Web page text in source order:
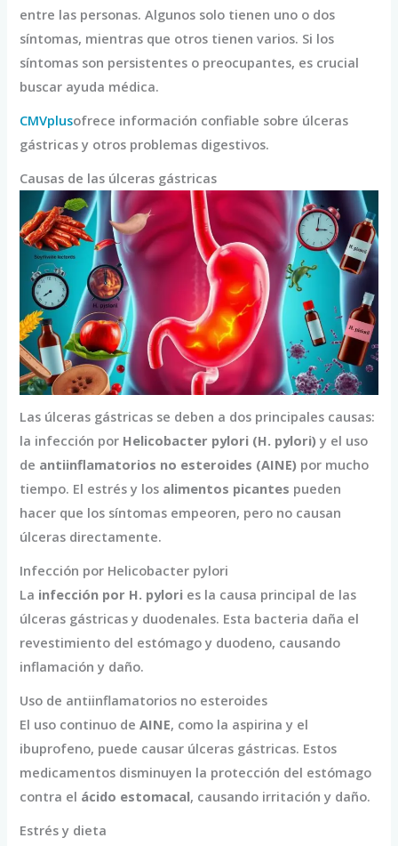
entre las personas. Algunos solo tienen uno o dos
síntomas, mientras que otros tienen varios. Si los
síntomas son persistentes o preocupantes, es crucial
buscar ayuda médica.
CMVplusofrece información confiable sobre úlceras
gástricas y otros problemas digestivos.
Causas de las úlceras gástricas
Las úlceras gástricas se deben a dos principales causas:
la infección por Helicobacter pylori (H. pylori) y el uso
de antiinflamatorios no esteroides (AINE) por mucho
tiempo. El estrés y los alimentos picantes pueden
hacer que los síntomas empeoren, pero no causan
úlceras directamente.
Infección por Helicobacter pylori
La infección por H. pylori es la causa principal de las
úlceras gástricas y duodenales. Esta bacteria daña el
revestimiento del estómago y duodeno, causando
inflamación y daño.
Uso de antiinflamatorios no esteroides
El uso continuo deAINE, como la aspirina y el
ibuprofeno, puede causar úlceras gástricas. Estos
medicamentos disminuyen la protección del estómago
contra el ácido estomacal, causando irritación y daño.
Estrés y dieta